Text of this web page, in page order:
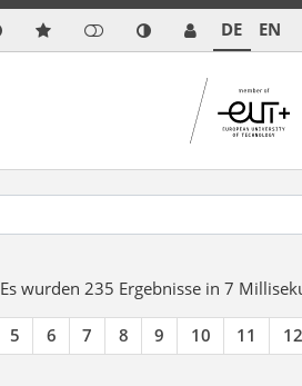
DE EN
Es wurden 235 Ergebnisse in 7
5 6 7 8 9 10 11 12